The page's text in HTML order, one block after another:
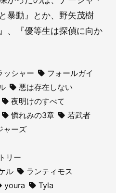
暴動』とか、野矢茂樹
、『優等生は探偵に向か
ッシャー
フォールガイ
悪は存在しない
夜明けのすべて
憐れみの3章
若武者
ャーズ
リー
ル
ランティモス
youra
Tyla